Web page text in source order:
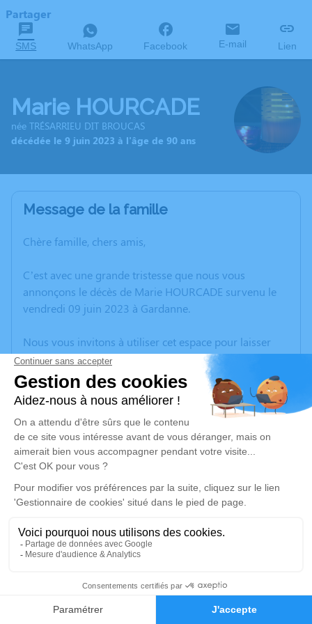
Faire-part Hommages
Partager
SMS WhatsApp Facebook E-mail Lien
Marie HOURCADE
née TRÉSARRIEU DIT BROUCAS
décédée le 9 juin 2023 à l'âge de 90 ans
Message de la famille
Chère famille, chers amis,
C’est avec une grande tristesse que nous vous
annonçons le décès de Marie HOURCADE survenu le
vendredi 09 juin 2023 à Gardanne.
Nous vous invitons à utiliser cet espace pour laisser
vos condoléances, partager des photos souvenirs, une
anecdote ou exprimer vos pensées à travers des
poèmes ou des textes. Cet endroit est un lieu
d'expression dédié à honorer la mémoire de Marie
HOURCADE.
Un service de plantation d’arbre hommage est
disponible ici.
Je rends hommage
Cérémonie religieuse
Église Sainte - Marie de Gardanne
3 Bd Bontemps